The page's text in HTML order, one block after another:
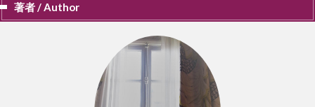
著者 / Author